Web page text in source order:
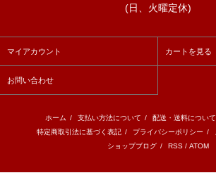
(日、火曜定休)
マイアカウント カートを見る
お問い合わせ
ホーム / 支払い方法について / 配送・送料について
特定商取引法に基づく表記 / プライバシーポリシー /
ショップブログ / RSS / ATOM